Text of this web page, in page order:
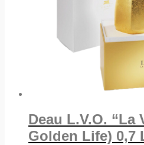
Deau L.V.O. “La
Golden Life) 0,7